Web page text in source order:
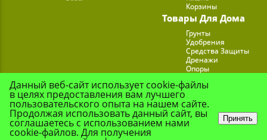
Корзины
Товары Для Дома
Грунты
Удобрения
Средства Защиты
Дренажи
Опоры
Подставки для Цветов
Данный веб-сайт использует cookie-файлы
в целях предоставления вам лучшего
пользовательского опыта на нашем сайте.
Продолжая использовать данный сайт, вы
соглашаетесь с использованием нами
cookie-файлов. Для получения
Принять